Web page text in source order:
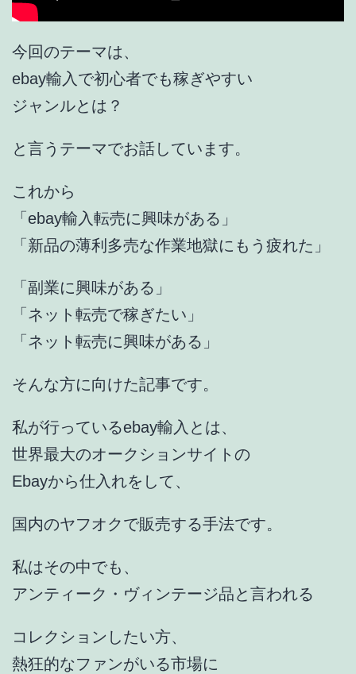
今回のテーマは、
ebay輸入で初心者でも稼ぎやすい
ジャンルとは？
と言うテーマでお話しています。
これから
「ebay輸入転売に興味がある」
「新品の薄利多売な作業地獄にもう疲れた」
「副業に興味がある」
「ネット転売で稼ぎたい」
「ネット転売に興味がある」
そんな方に向けた記事です。
私が行っているebay輸入とは、
世界最大のオークションサイトの
Ebayから仕入れをして、
国内のヤフオクで販売する手法です。
私はその中でも、
アンティーク・ヴィンテージ品と言われる
コレクションしたい方、
熱狂的なファンがいる市場に